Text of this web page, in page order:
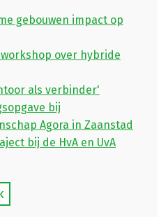
gebouwen impact op
workshop over hybride
als verbinder'
bij
Agora in Zaanstad
bij de HvA en UvA